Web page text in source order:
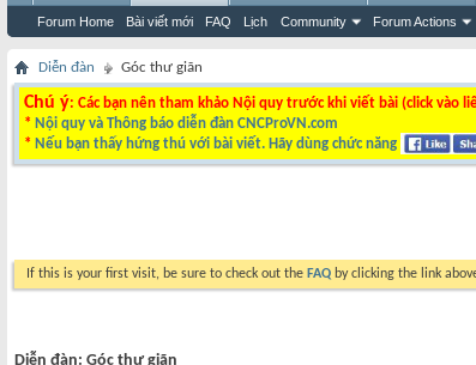
Forum Home Bài viết mới FAQ Lịch Community Forum Actions
Diễn đàn Góc thư giãn
Chú ý: Các bạn nên tham khảo Nội quy trước khi viết bài (click vào
* Nội quy và Thông báo diễn đàn CNCProVN.com
* Nếu bạn thấy hứng thú với bài viết. Hãy dùng chức năng
If this is your first visit, be sure to check out the FAQ by clicking the link
Diễn đàn: Góc thư giãn